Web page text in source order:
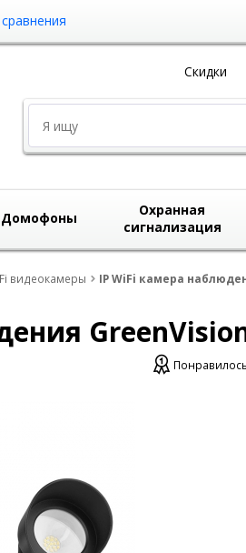
Скидки
Домофоны
Охранная
сигнализация
видеокамеры IP WiFi камера